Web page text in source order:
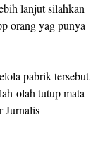
lanjut silahkan
orang yag punya
pabrik tersebut
olah tutup mata
Jurnalis